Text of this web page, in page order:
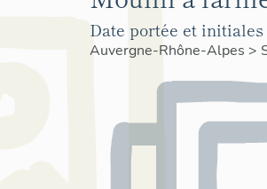
Date portée et
Auvergne-Rhône-Alpes >